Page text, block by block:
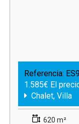
Referencia:
1.585€ El
Chalet, Villa
620 m²